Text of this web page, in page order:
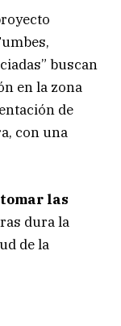
buscan
en la zona
de
con una
tomar las
dura la
de la